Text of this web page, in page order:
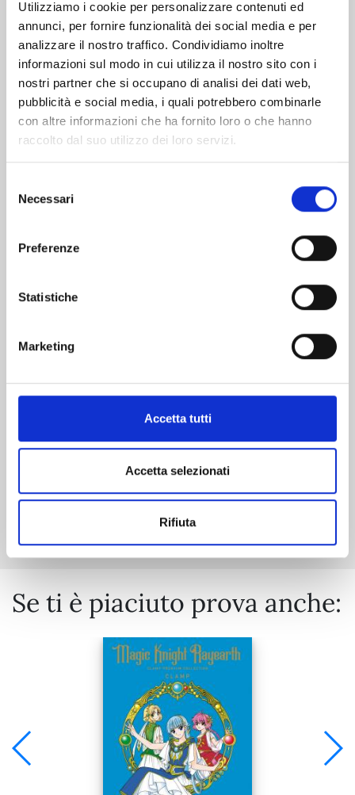
Utilizziamo i cookie per personalizzare contenuti ed
annunci, per fornire funzionalità dei social media e per
analizzare il nostro traffico. Condividiamo inoltre
informazioni sul modo in cui utilizza il nostro sito con i
nostri partner che si occupano di analisi dei dati web,
pubblicità e social media, i quali potrebbero combinarle
con altre informazioni che ha fornito loro o che hanno
raccolto dal suo utilizzo dei loro servizi.
delNecessari
Preferenze
Statistiche
Marketing
Accetta tutti
Accetta selezionati
Rifiuta
Altri volumi della serie
€ 14,90
Mostra tutto
Se ti è piaciuto prova anche: